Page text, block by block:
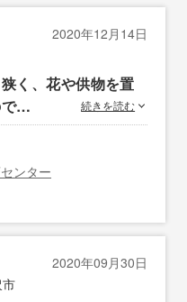
2020年12月14日
く、花や供物を置
で…
続きを読む
ンター
2020年09月30日